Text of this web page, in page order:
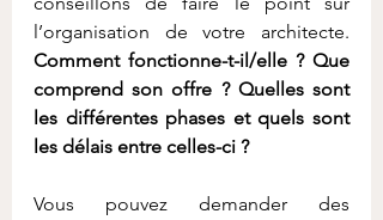
Comment fonctionne-t-il/elle ? Que
comprend son offre ? Quelles sont
les différentes phases et quels sont
les délais entre celles-ci ?
Vous pouvez demander des